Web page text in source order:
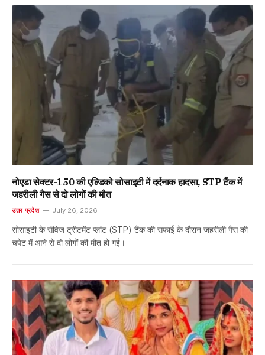
नोएडा सेक्टर-150 की एल्डिको सोसाइटी में दर्दनाक हादसा, STP टैंक में
जहरीली गैस से दो लोगों की मौत
उत्तर प्रदेश July 26, 2026
सोसाइटी के सीवेज ट्रीटमेंट प्लांट (STP) टैंक की सफाई के दौरान जहरीली गैस की
चपेट में आने से दो लोगों की मौत हो गई।